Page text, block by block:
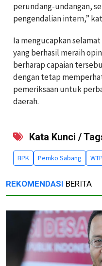
perundang-undangan,
pengendalian intern,”
Ia mengucapkan
yang berhasil meraih
berharap capaian
dengan tetap
pemeriksaan untuk
daerah.
Kata Kunci /
BPK Pemko Sabang WTP
REKOMENDASI BERITA